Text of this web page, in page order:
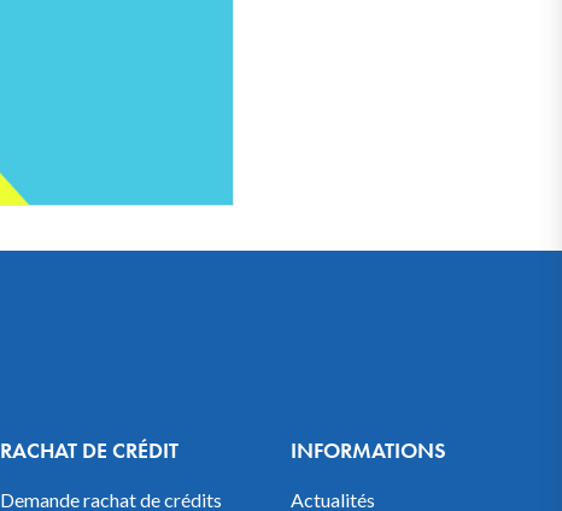
RACHAT DE CRÉDIT
Demande rachat de crédits
INFORMATIONS
Actualités